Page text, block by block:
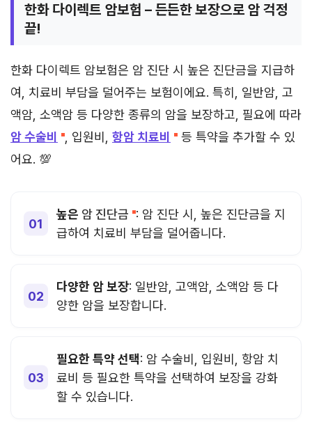
한화 다이렉트 암보험 – 든든한 보장으로 암 걱정
끝!
한화 다이렉트 암보험은 암 진단 시 높은 진단금을 지급하
여, 치료비 부담을 덜어주는 보험이에요. 특히, 일반암, 고
액암, 소액암 등 다양한 종류의 암을 보장하고, 필요에 따라
암 수술비
, 입원비, 항암 치료비
등 특약을 추가할 수 있
어요. 💯
높은 암 진단금 : 암 진단 시, 높은 진단금을 지
급하여 치료비 부담을 덜어줍니다.
다양한 암 보장: 일반암, 고액암, 소액암 등 다
양한 암을 보장합니다.
필요한 특약 선택: 암 수술비, 입원비, 항암 치
료비 등 필요한 특약을 선택하여 보장을 강화
할 수 있습니다.